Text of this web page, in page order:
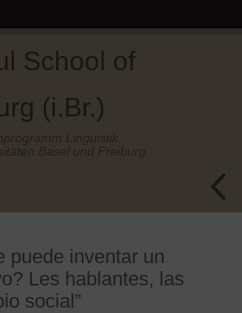
School of
(i.Br.)
puede inventar un
Les hablantes, las
social”